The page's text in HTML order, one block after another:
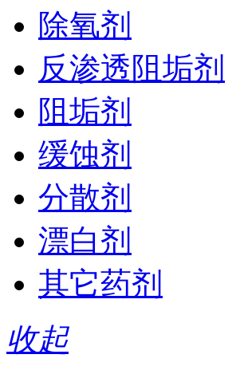
除氧剂
反渗透阻垢剂
阻垢剂
缓蚀剂
分散剂
漂白剂
其它药剂
收起